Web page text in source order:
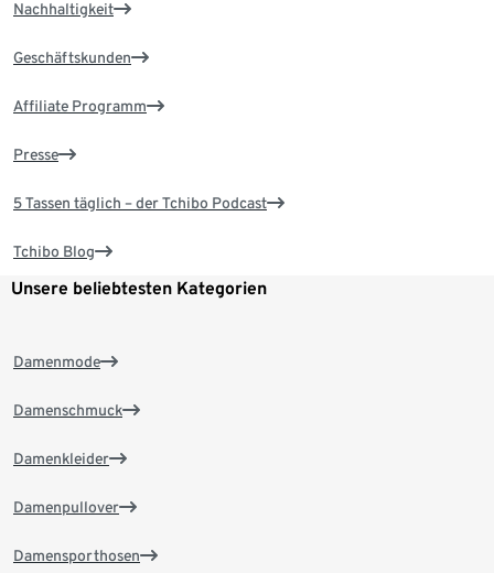
Nachhaltigkeit
Geschäftskunden
Affiliate Programm
Presse
5 Tassen täglich – der Tchibo Podcast
Tchibo Blog
Unsere beliebtesten Kategorien
Damenmode
Damenschmuck
Damenkleider
Damenpullover
Damensporthosen